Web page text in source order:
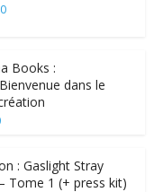
0
Books :
dans le
: Gaslight Stray
Tome 1 (+ press kit)